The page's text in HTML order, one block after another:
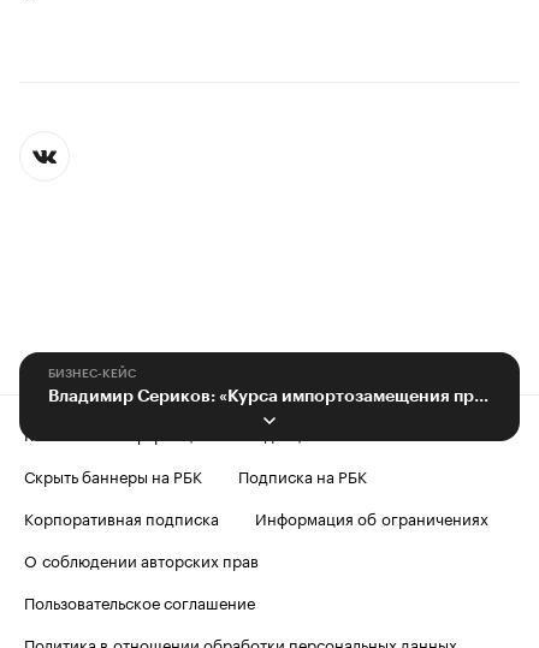
БИЗНЕС-КЕЙС
Контактная информация
Редакция
Скрыть баннеры на РБК
Подписка на РБК
Корпоративная подписка
Информация об ограничениях
О соблюдении авторских прав
Пользовательское соглашение
Политика в отношении обработки персональных данных